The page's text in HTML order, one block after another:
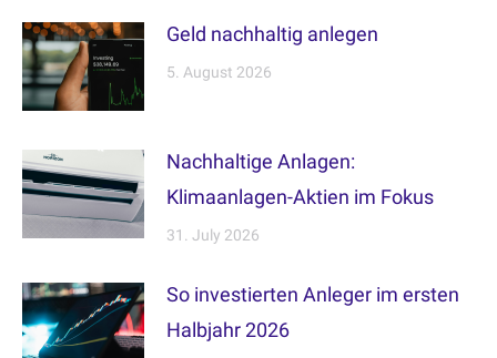
Geld nachhaltig anlegen
5. August 2026
Nachhaltige Anlagen:
Klimaanlagen-Aktien im Fokus
31. July 2026
So investierten Anleger im ersten
Halbjahr 2026